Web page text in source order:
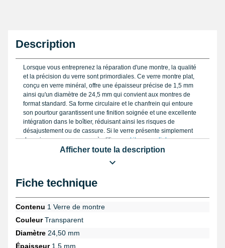
Description
Lorsque vous entreprenez la réparation d'une montre, la qualité
et la précision du verre sont primordiales. Ce verre montre plat,
conçu en verre minéral, offre une épaisseur précise de 1,5 mm
ainsi qu'un diamètre de 24,5 mm qui convient aux montres de
format standard. Sa forme circulaire et le chanfrein qui entoure
son pourtour garantissent une finition soignée et une excellente
intégration dans le boîtier, réduisant ainsi les risques de
désajustement ou de cassure. Si le verre présente simplement
des micro-rayures, pensez à utiliser unkit pour polir le verre
, idéal pour restaurer la clarté sans le remplacer.
Pour assurer une installation parfaite, il est essentiel de mesurer
incontournable, notamment pour vérifier le diamètre et l'épaisseur
travail fixe et sécurisé, absorbant efficacement les chocs et évitant
les glissements accidentels lors du montage.
Pour faciliter la manipulation délicate de ce verre de montre, un
porte-loupe horloger en acier
Afficher toute la description
Fiche technique
Contenu 1 Verre de montre
CouleurTransparent
Diamètre 24,50 mm
Épaisseur1,5 mm